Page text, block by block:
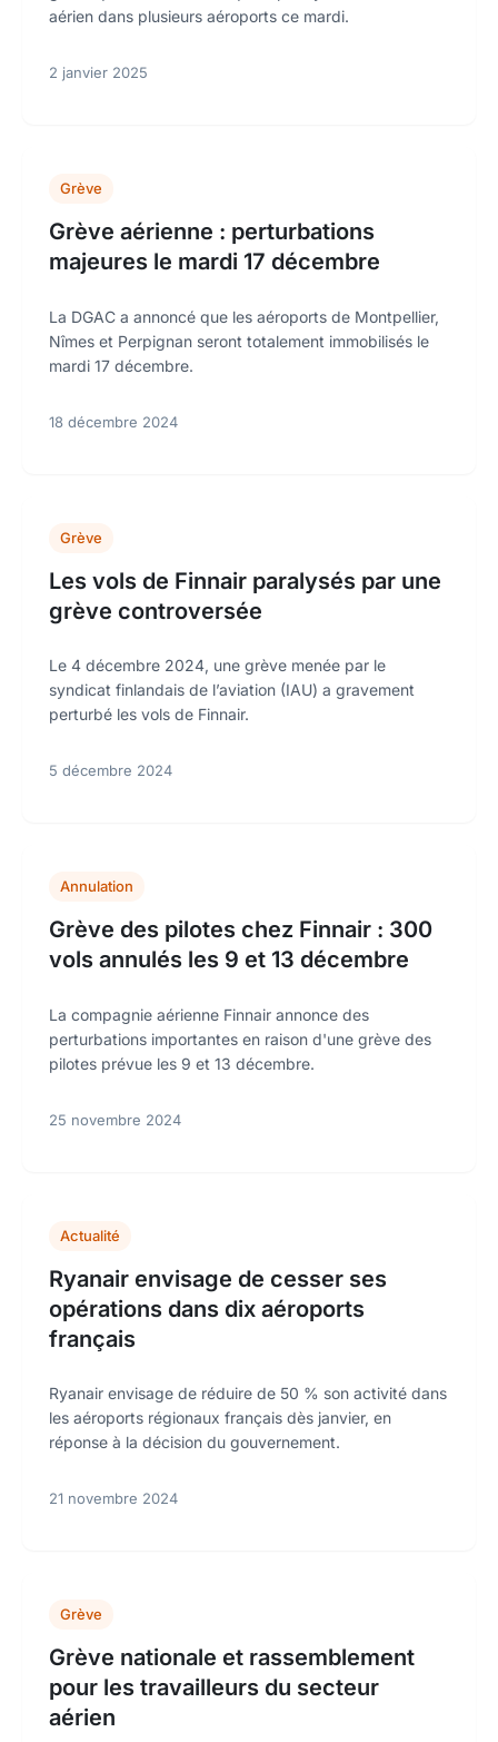
aérien dans plusieurs aéroports ce mardi.
2 janvier 2025
Grève
Grève aérienne : perturbations
majeures le mardi 17 décembre
La DGAC a annoncé que les aéroports de Montpellier,
Nîmes et Perpignan seront totalement immobilisés le
mardi 17 décembre.
18 décembre 2024
Grève
Les vols de Finnair paralysés par une
grève controversée
Le 4 décembre 2024, une grève menée par le
syndicat finlandais de l’aviation (IAU) a gravement
perturbé les vols de Finnair.
5 décembre 2024
Annulation
Grève des pilotes chez Finnair : 300
vols annulés les 9 et 13 décembre
La compagnie aérienne Finnair annonce des
perturbations importantes en raison d'une grève des
pilotes prévue les 9 et 13 décembre.
25 novembre 2024
Actualité
Ryanair envisage de cesser ses
opérations dans dix aéroports
français
Ryanair envisage de réduire de 50 % son activité dans
les aéroports régionaux français dès janvier, en
réponse à la décision du gouvernement.
21 novembre 2024
Grève
Grève nationale et rassemblement
pour les travailleurs du secteur
aérien